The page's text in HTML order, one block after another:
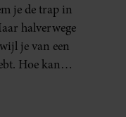
je de trap in
halverwege
je van een
Hoe kan